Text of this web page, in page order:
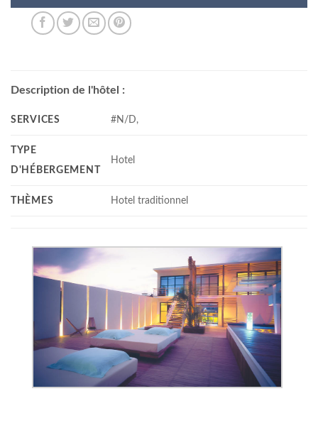
Description de l'hôtel :
SERVICES #N/D,
TYPE
D'HÉBERGEMENT
Hotel
THÈMES Hotel traditionnel